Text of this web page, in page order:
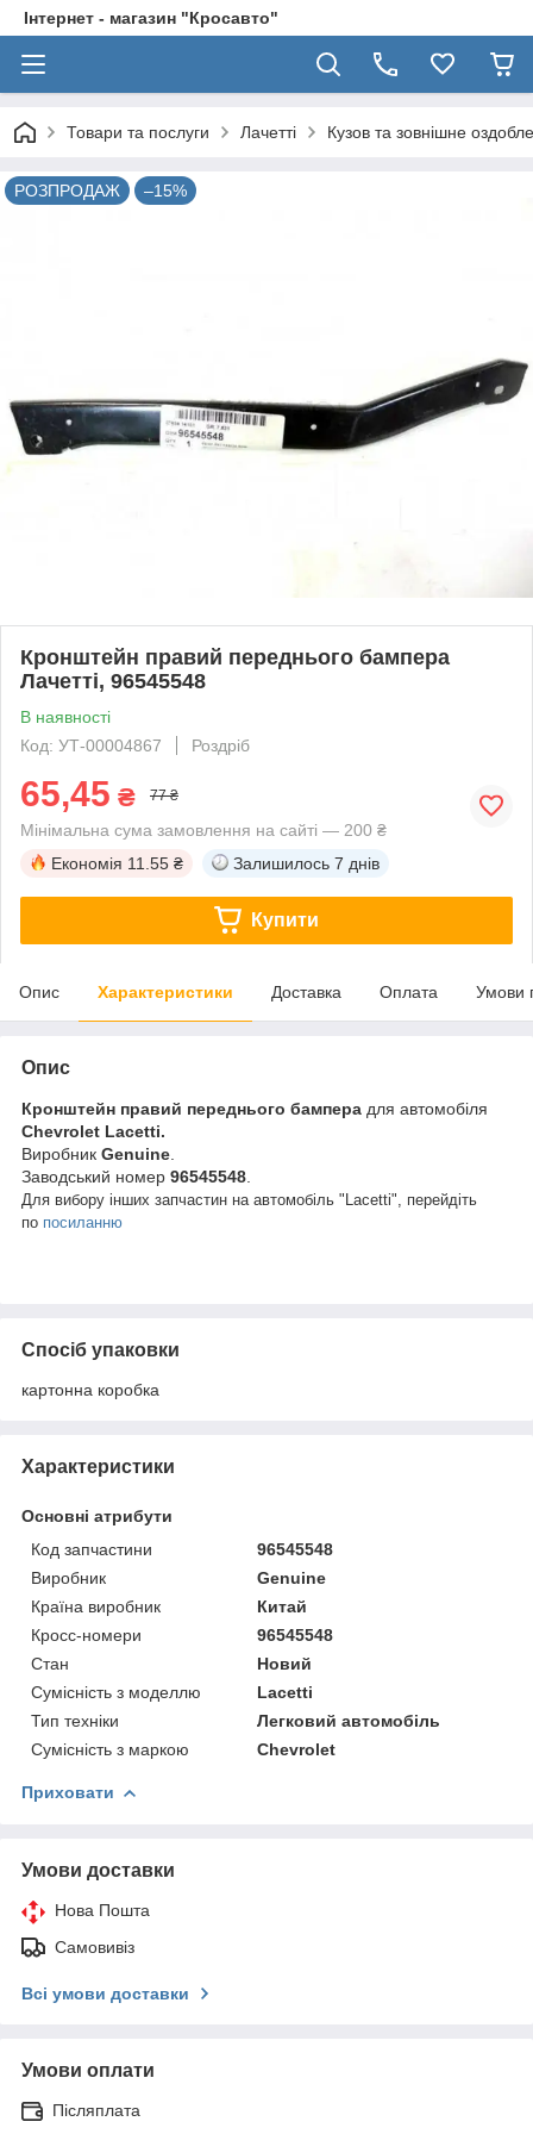
Інтернет - магазин "Кросавто"
Товари та послуги Лачетті Кузов та зовнішне
РОЗПРОДАЖ –15%
Кронштейн правий переднього бампера
Лачетті, 96545548
В наявності
Код: УТ-00004867
Роздріб
65,45 ₴ 77 ₴
Мінімальна сума замовлення на сайті — 200 ₴
Економія 11.55 ₴ Залишилось 7 днів
Купити
Опис Характеристики Доставка Оплата Умови
Опис
Кронштейн правий переднього бампера для автомобіля
Chevrolet Lacetti.
Виробник Genuine
Заводський номер 96545548
Для вибору інших запчастин на автомобіль "Lacetti", перейдіть
по посиланню
Спосіб упаковки
картонна коробка
Характеристики
Основні атрибути
Код запчастини
96545548
Виробник
Genuine
Країна виробник
Китай
Кросс-номери
96545548
Стан
Новий
Сумісність з моделлю
Lacetti
Тип техніки
Легковий автомобіль
Сумісність з маркою
Chevrolet
Приховати
Умови доставки
Нова Пошта
Самовивіз
Всі умови доставки
Умови оплати
Післяплата